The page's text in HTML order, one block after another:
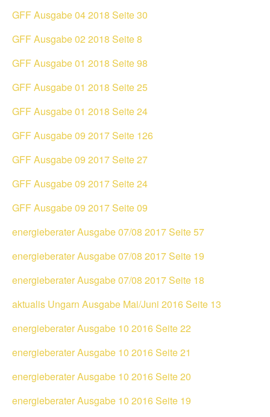
GFF Ausgabe 04 2018 Seite 30
GFF Ausgabe 02 2018 Seite 8
GFF Ausgabe 01 2018 Seite 98
GFF Ausgabe 01 2018 Seite 25
GFF Ausgabe 01 2018 Seite 24
GFF Ausgabe 09 2017 Seite 126
GFF Ausgabe 09 2017 Seite 27
GFF Ausgabe 09 2017 Seite 24
GFF Ausgabe 09 2017 Seite 09
energieberater Ausgabe 07/08 2017 Seite 57
energieberater Ausgabe 07/08 2017 Seite 19
energieberater Ausgabe 07/08 2017 Seite 18
aktualis Ungarn Ausgabe Mai/Juni 2016 Seite 13
energieberater Ausgabe 10 2016 Seite 22
energieberater Ausgabe 10 2016 Seite 21
energieberater Ausgabe 10 2016 Seite 20
energieberater Ausgabe 10 2016 Seite 19